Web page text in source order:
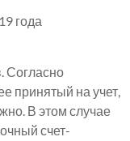
года
Согласно
принятый на учет,
В этом случае
счет-